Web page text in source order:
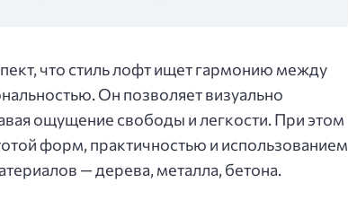
что стиль лофт ищет гармонию между
Он позволяет визуально
ощущение свободы и легкости. При этом
форм, практичностью и использованием
— дерева, металла, бетона.